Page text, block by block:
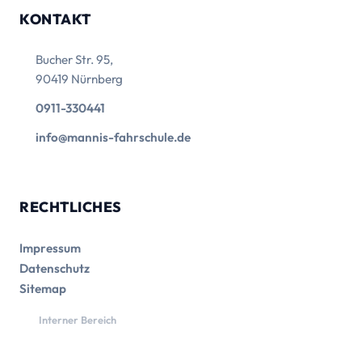
KONTAKT
Bucher Str. 95,
90419 Nürnberg
0911-330441
info@mannis-fahrschule.de
RECHTLICHES
Impressum
Datenschutz
Sitemap
Interner Bereich